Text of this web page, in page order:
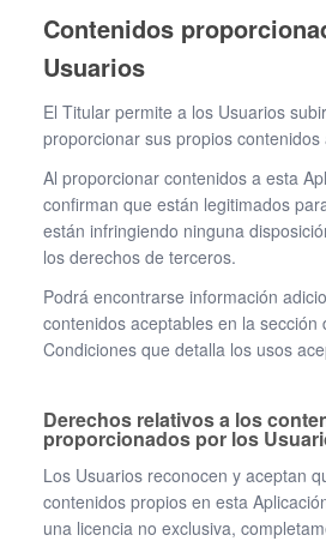
Contenidos
Usuarios
El Titular permite a los Usuarios
proporcionar sus propios contenidos
Al proporcionar contenidos a esta
confirman que están legitimados
están infringiendo ninguna
los derechos de terceros.
Podrá encontrarse información
contenidos aceptables en la sección
Condiciones que detalla los usos
Derechos relativos a los
proporcionados por los
Los Usuarios reconocen y aceptan
contenidos propios en esta
una licencia no exclusiva,